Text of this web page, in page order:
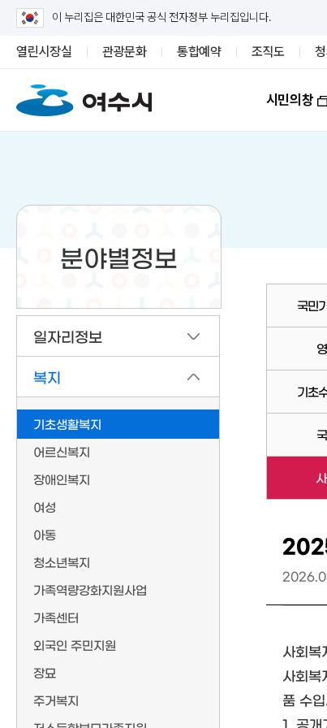
이 누리집은 대한민국 공식 전자정부 누리집입니다.
열린시장실 관광문화 통합예약 조직도
시민의창
분야별정보
일자리정보
복지
기초생활복지
어르신복지
장애인복지
여성
아동
청소년복지
가족역량강화지원사업
가족센터
외국인 주민지원
장묘
주거복지
국민
기초
사회
사회
품 수
1. 공